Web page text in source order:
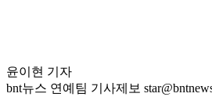
윤이현 기자
bnt뉴스 연예팀 기사제보